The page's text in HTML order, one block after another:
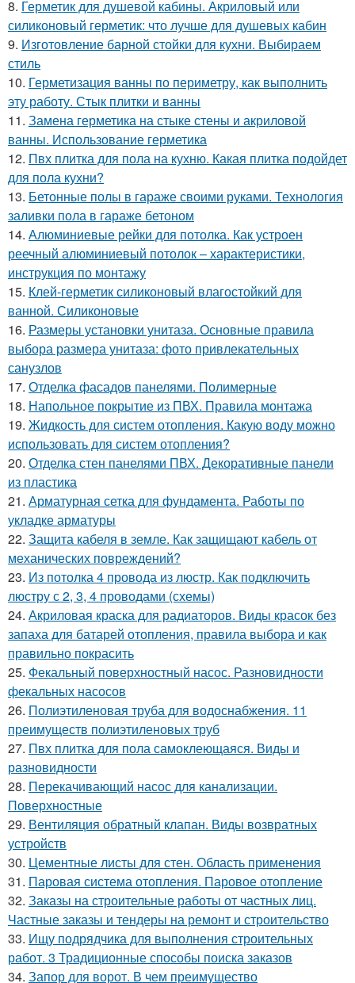
8. Герметик для душевой кабины. Акриловый или
силиконовый герметик: что лучше для душевых кабин
9. Изготовление барной стойки для кухни. Выбираем
стиль
10. Герметизация ванны по периметру, как выполнить
эту работу. Стык плитки и ванны
11. Замена герметика на стыке стены и акриловой
ванны. Использование герметика
12. Пвх плитка для пола на кухню. Какая плитка подойдет
для пола кухни?
13. Бетонные полы в гараже своими руками. Технология
заливки пола в гараже бетоном
14. Алюминиевые рейки для потолка. Как устроен
реечный алюминиевый потолок – характеристики,
инструкция по монтажу
15. Клей-герметик силиконовый влагостойкий для
ванной. Силиконовые
16. Размеры установки унитаза. Основные правила
выбора размера унитаза: фото привлекательных
санузлов
17. Отделка фасадов панелями. Полимерные
18. Напольное покрытие из ПВХ. Правила монтажа
19. Жидкость для систем отопления. Какую воду можно
использовать для систем отопления?
20. Отделка стен панелями ПВХ. Декоративные панели
из пластика
21. Арматурная сетка для фундамента. Работы по
укладке арматуры
22. Защита кабеля в земле. Как защищают кабель от
механических повреждений?
23. Из потолка 4 провода из люстр. Как подключить
люстру с 2, 3, 4 проводами (схемы)
24. Акриловая краска для радиаторов. Виды красок без
запаха для батарей отопления, правила выбора и как
правильно покрасить
25. Фекальный поверхностный насос. Разновидности
фекальных насосов
26. Полиэтиленовая труба для водоснабжения. 11
преимуществ полиэтиленовых труб
27. Пвх плитка для пола самоклеющаяся. Виды и
разновидности
28. Перекачивающий насос для канализации.
Поверхностные
29. Вентиляция обратный клапан. Виды возвратных
устройств
30. Цементные листы для стен. Область применения
31. Паровая система отопления. Паровое отопление
32. Заказы на строительные работы от частных лиц.
Частные заказы и тендеры на ремонт и строительство
33. Ищу подрядчика для выполнения строительных
работ. 3 Традиционные способы поиска заказов
34. Запор для ворот. В чем преимущество